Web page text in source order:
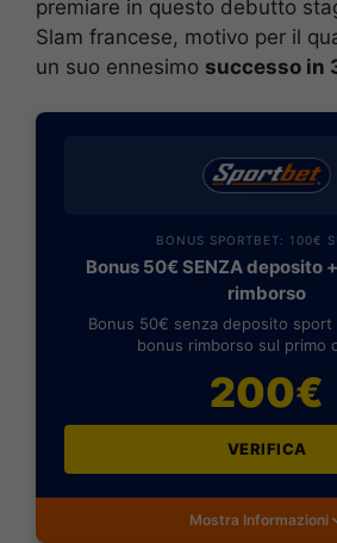
premiare in questo debutto
Slam francese, motivo per il
un suo ennesimo successo in
BONUS SPORTBET: 100€
Bonus 50€ SENZA deposito
rimborso
Bonus 50€ senza deposito
bonus rimborso sul primo
200€
VERIFICA
Mostra Informazioni